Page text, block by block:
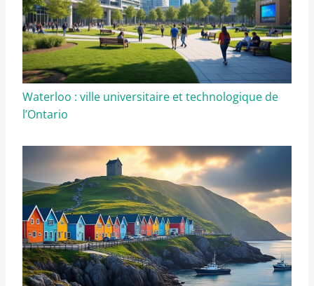
Waterloo : ville universitaire et technologique de
l’Ontario